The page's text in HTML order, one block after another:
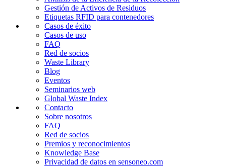
Gestión de Activos de Residuos
Etiquetas RFID para contenedores
Casos de éxito
Casos de uso
FAQ
Red de socios
Waste Library
Blog
Eventos
Seminarios web
Global Waste Index
Contacto
Sobre nosotros
FAQ
Red de socios
Premios y reconocimientos
Knowledge Base
Privacidad de datos en sensoneo.com